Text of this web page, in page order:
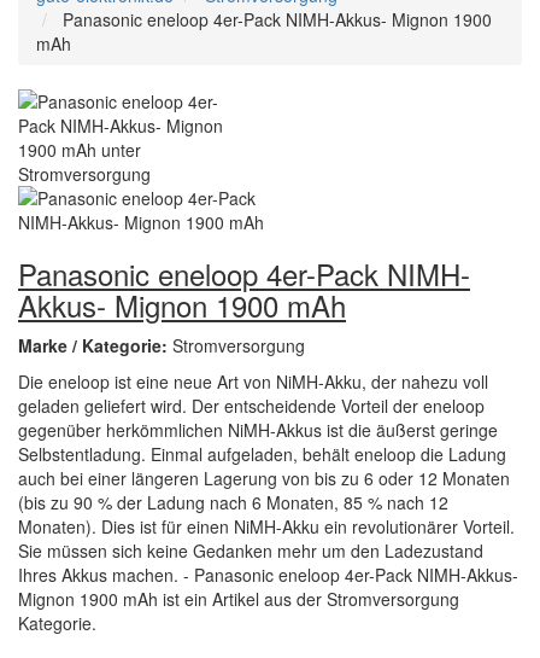
Panasonic eneloop 4er-Pack NIMH-Akkus- Mignon 1900
mAh
Panasonic eneloop 4er-Pack NIMH-
Akkus- Mignon 1900 mAh
Marke / Kategorie: Stromversorgung
Die eneloop ist eine neue Art von NiMH-Akku, der nahezu voll
geladen geliefert wird. Der entscheidende Vorteil der eneloop
gegenüber herkömmlichen NiMH-Akkus ist die äußerst geringe
Selbstentladung. Einmal aufgeladen, behält eneloop die Ladung
auch bei einer längeren Lagerung von bis zu 6 oder 12 Monaten
(bis zu 90 % der Ladung nach 6 Monaten, 85 % nach 12
Monaten). Dies ist für einen NiMH-Akku ein revolutionärer Vorteil.
Sie müssen sich keine Gedanken mehr um den Ladezustand
Ihres Akkus machen. - Panasonic eneloop 4er-Pack NIMH-Akkus-
Mignon 1900 mAh ist ein Artikel aus der Stromversorgung
Kategorie.